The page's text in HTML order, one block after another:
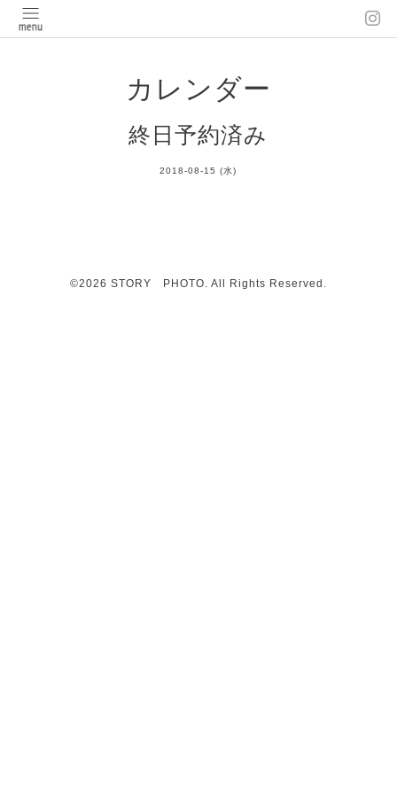
カレンダー
終日予約済み
2018-08-15 (水)
©2026 STORY PHOTO. All Rights Reserved.